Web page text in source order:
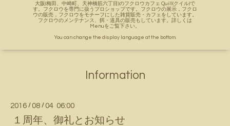
大阪(梅田、中崎町、天神橋筋六丁目)のフクロウカフェ Quill(クイル)で
す。フクロウを専門に扱うプロショップです。フクロウの展示，フクロ
ウの販売，フクロウをモチーフにした雑貨販売・カフェをしています。
フクロウのメンテナンス、餌・道具の販売もしています。詳しくは
Menuをご覧下さい。
You can change the display language at the bottom.
Information
2016 / 08 / 04 06:00
１周年、御礼とお知らせ